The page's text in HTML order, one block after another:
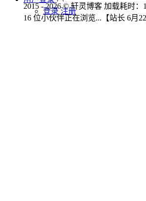
登录 注册
2015 - 2026 © 轩灵博客 加载耗时：
16 位小伙伴正在浏览... 【站长 6月